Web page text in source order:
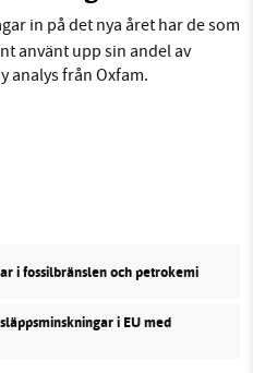
in på det nya året har de som
använt upp sin andel av
analys från Oxfam.
i fossilbränslen och petrokemi
i EU med